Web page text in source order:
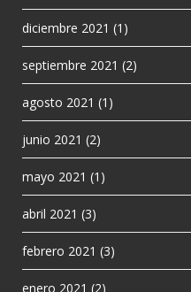
diciembre 2021 (1)
septiembre 2021 (2)
agosto 2021 (1)
junio 2021 (2)
mayo 2021 (1)
abril 2021 (3)
febrero 2021 (3)
enero 2021 (2)